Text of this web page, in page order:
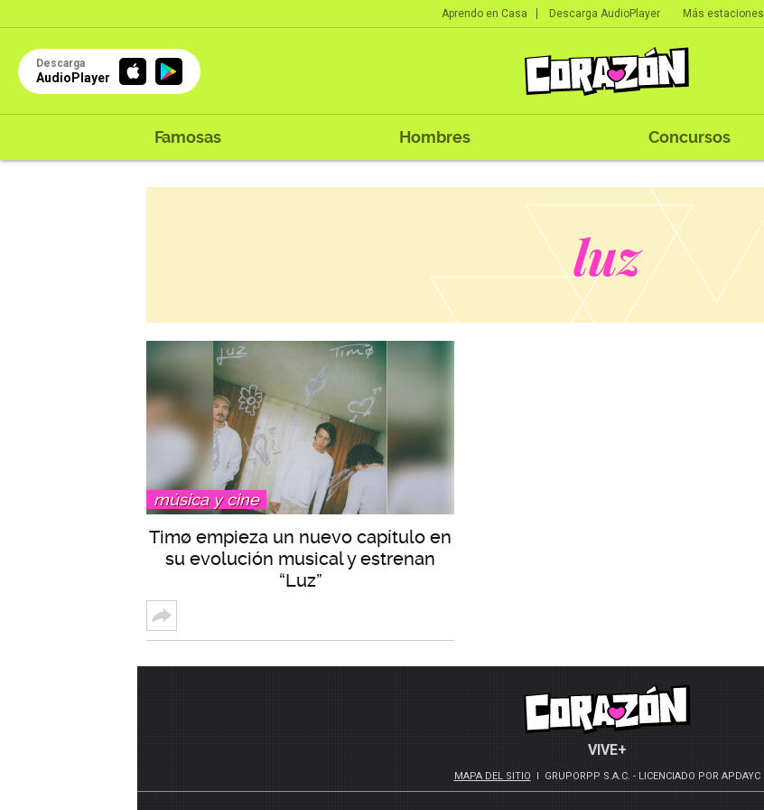
Aprendo en Casa Descarga AudioPlayer Más estaciones
Descarga
AudioPlayer
Famosas Hombres Concursos
luz
música y cine
Timø empieza un nuevo capítulo en
su evolución musical y estrenan
“Luz”
VIVE+
MAPA DEL SITIO GRUPORPP S.A.C. - LICENCIADO POR APDAYC